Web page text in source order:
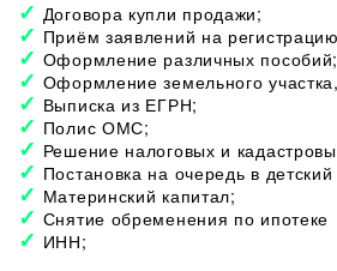
Договора купли продажи;
Приём заявлений на
Оформление различных пособий;
Оформление земельного
Выписка из ЕГРН;
Полис ОМС;
Решение налоговых и
Постановка на очередь в детский
Материнский капитал;
Снятие обременения по ипотеке
ИНН;